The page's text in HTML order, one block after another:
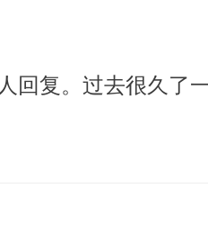
回复。过去很久了